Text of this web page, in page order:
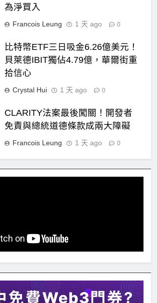
為淨買入
Francois Leung 1 天 ago 0
比特幣ETF三日吸金6.26億美元！
貝萊德IBIT獨佔4.79億，華爾街重
拾信心
Crystal Hui 1 天 ago 0
CLARITY法案最後闖關！開發者
免責與總統道德條款成兩大障礙
Francois Leung 1 天 ago 0